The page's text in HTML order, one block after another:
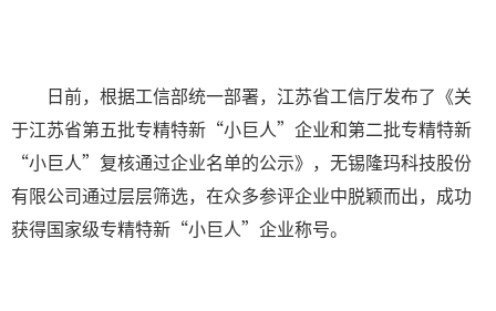
日前，根据工信部统一部署，江苏省工信厅发布了《关
于江苏省第五批专精特新“小巨人”企业和第二批专精特新
“小巨人”复核通过企业名单的公示》，无锡隆玛科技股份
有限公司通过层层筛选，在众多参评企业中脱颖而出，成功
获得国家级专精特新“小巨人”企业称号。